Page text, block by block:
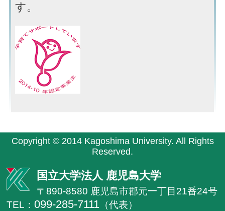
す。
Copyright © 2014 Kagoshima University. All Rights
Reserved.
国立大学法人 鹿児島大学
〒890-8580 鹿児島市郡元一丁目21番24号
TEL：099-285-7111 （代表）